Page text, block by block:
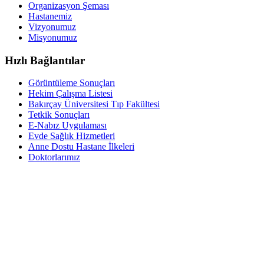
Organizasyon Şeması
Hastanemiz
Vizyonumuz
Misyonumuz
Hızlı Bağlantılar
Görüntüleme Sonuçları
Hekim Çalışma Listesi
Bakırçay Üniversitesi Tıp Fakültesi
Tetkik Sonuçları
E-Nabız Uygulaması
Evde Sağlık Hizmetleri
Anne Dostu Hastane İlkeleri
Doktorlarımız